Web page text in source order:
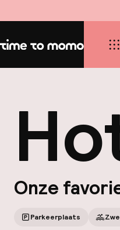
Home
Onze
Parkeerplaats